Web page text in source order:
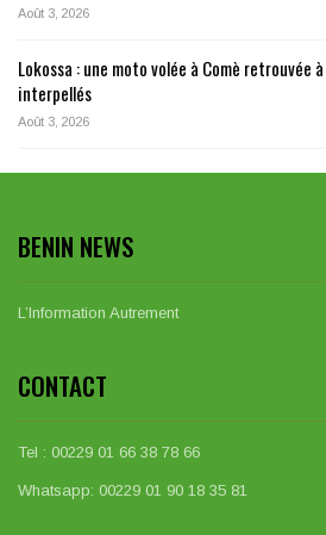
Août 3, 2026
Lokossa : une moto volée à Comè retrouvée
interpellés
Août 3, 2026
BENIN NEWS
L’Information Autrement
CONTACT
Tel : 00229 01 66 38 78 66
Whatsapp: 00229 01 90 18 35 81